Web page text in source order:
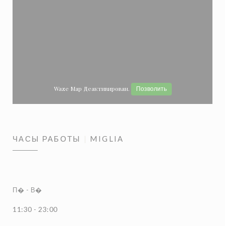
Waze Map Деактивирован. Позволить
ЧАСЫ РАБОТЫ MIGLIA
П� - В�
11:30 - 23:00